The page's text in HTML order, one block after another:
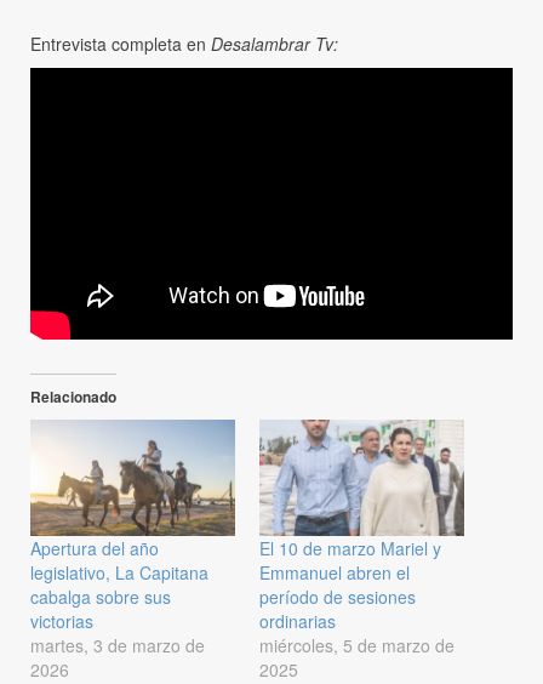
Entrevista completa en Desalambrar Tv:
Relacionado
Apertura del año
legislativo, La Capitana
cabalga sobre sus
victorias
martes, 3 de marzo de
2026
El 10 de marzo Mariel y
Emmanuel abren el
período de sesiones
ordinarias
miércoles, 5 de marzo de
2025